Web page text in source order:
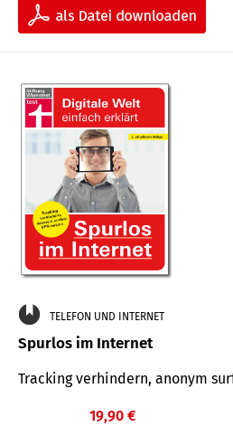
TELEFON UND INTERNET
Spurlos im Internet
Tracking verhindern, anonym
19,90 €